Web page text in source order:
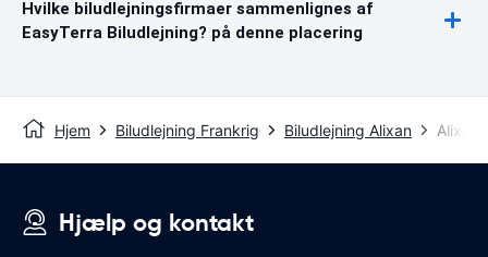
Hvilke biludlejningsfirmaer sammenlignes af
EasyTerra Biludlejning? på denne placering
Hjem Biludlejning Frankrig Biludlejning Alixan Alixan
Hjælp og kontakt